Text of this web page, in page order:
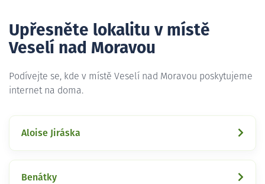
Upřesněte lokalitu v místě
Veselí nad Moravou
Podívejte se, kde v místě Veselí nad Moravou poskytujeme
internet na doma.
Aloise Jiráska
Benátky